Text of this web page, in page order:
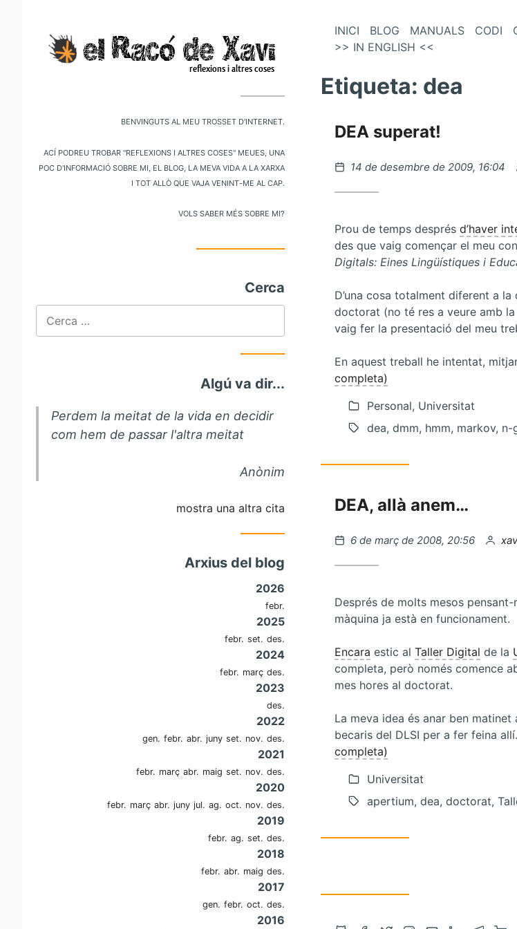
principal
Benvinguts al meu trosset d'internet.
Ací podreu trobar "reflexions i altres coses" meues, una
poc d'informació sobre mi, el blog, la meva vida a la xarxa
i tot allò que vaja venint-me al cap.
Vols saber més sobre mi?
Cerca
Algú va dir...
Perdem la meitat de la vida en decidir
com hem de passar l'altra meitat
Anònim
mostra una altra cita
Arxius del blog
2026
febr.
2025
febr. set. des.
2024
febr. març des.
2023
des.
2022
gen. febr. abr. juny set. nov. des.
2021
febr. març abr. maig set. nov. des.
2020
febr. març abr. juny jul. ag. oct. nov. des.
2019
febr. ag. set. des.
2018
febr. abr. maig des.
2017
gen. febr. oct. des.
2016
VésINICI BLOG MANUALS CODI
>> IN ENGLISH <<
Etiqueta: dea
DEA superat!
Publicat
14 de desembre de 2009, 16:04
Prou de temps després d’haver
des que vaig començar el meu
Digitals: Eines Lingüístiques i
D’una cosa totalment diferent a
doctorat (no té res a veure amb
vaig fer la presentació del meu
En aquest treball he intentat,
completa)
Personal, Universitat
dea, dmm, hmm, markov,
DEA, allà anem…
Publicat
6 de març de 2008, 20:56 per
Després de molts mesos
màquina ja està en funcionament.
Encara estic al Taller Digital de la
completa, però només comence
mes hores al doctorat.
La meva idea és anar ben
becaris del DLSI per a fer feina
completa)
Universitat
apertium, dea, doctorat,